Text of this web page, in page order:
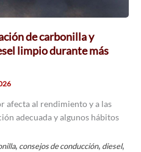
de carbonilla y
limpio durante más
afecta al rendimiento y a las
adecuada y algunos hábitos
, consejos de conducción, diesel,